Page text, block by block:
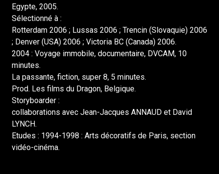
Egypte, 2005.
Sélectionné à :
Rotterdam 2006 ; Lussas 2006 ; Trencin (Slovaquie) 2006
; Denver (USA) 2006 ; Victoria BC (Canada) 2006.
2004 : Voyage immobile, documentaire, DVCAM, 10
minutes.
La passante, fiction, super 8, 5 minutes.
Prod. Les films du Dragon, Belgique.
Storyboarder :
collaborations avec Jean-Jacques ANNAUD et David
LYNCH.
Etudes : 1994-1998 : Arts décoratifs de Paris, section
vidéo-cinéma.